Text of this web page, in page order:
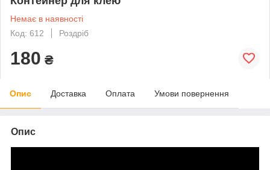
Немає в наявності
Код: 612
Роздріб
180 ₴
Опис Доставка Оплата Умови повернення
Опис